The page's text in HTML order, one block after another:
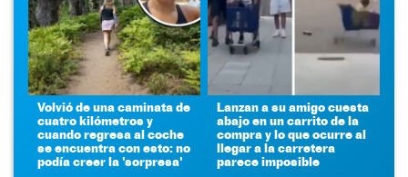
Volvió de una caminata de
cuatro kilómetros y
cuando regresa al coche
se encuentra con esto: no
podía creer la 'sorpresa'
Lanzan a su amigo cuesta
abajo en un carrito de la
compra y lo que ocurre al
llegar a la carretera
parece imposible